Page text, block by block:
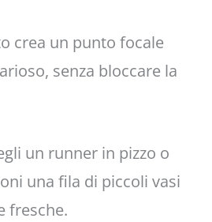
crea un punto focale
senza bloccare la
un runner in pizzo o
una fila di piccoli vasi
fresche.